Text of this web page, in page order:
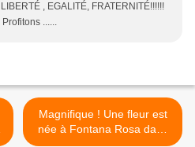
, EGALITÉ, FRATERNITÉ!!!!!!
......
Magnifique ! Une fleur est
née à Fontana Rosa dans
un des bassins de Vicente